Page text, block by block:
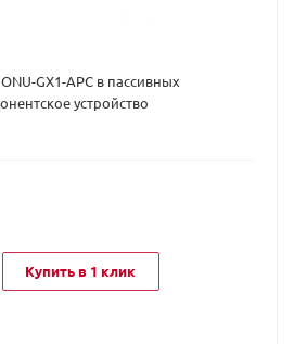
GX1-APC в пассивных
устройство
Купить в 1 клик